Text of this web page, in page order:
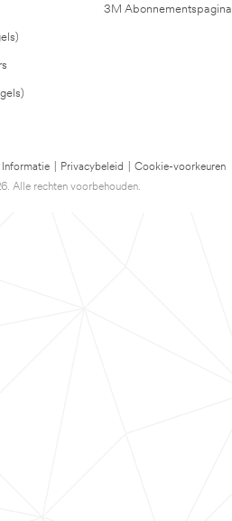
3M Abonnementspagina
Informatie Privacybeleid
Cookie-voorkeuren
Alle rechten voorbehouden.